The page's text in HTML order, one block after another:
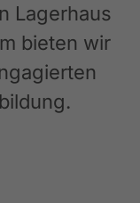
Lagerhaus
bieten wir